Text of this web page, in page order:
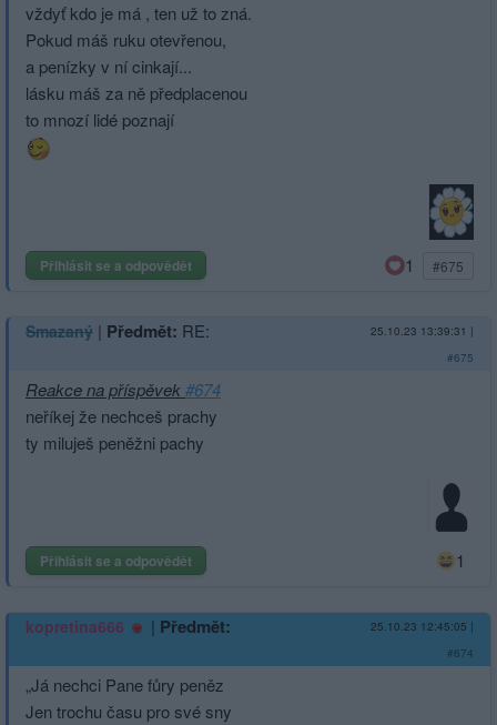
vždyť kdo je má , ten už to zná.
Pokud máš ruku otevřenou,
a penízky v ní cinkají...
lásku máš za ně předplacenou
to mnozí lidé poznají
Přihlásit se a odpovědět 1 #675
Smazaný | Předmět: RE: 25.10.23 13:39:31 |
#675
Reakce na příspěvek#674
neříkej že nechceš prachy
ty miluješ peněžni pachy
Přihlásit se a odpovědět 1
kopretina666 | Předmět: 25.10.23 12:45:05 |
#674
„Já nechci Pane fůry peněz
Jen trochu času pro své sny